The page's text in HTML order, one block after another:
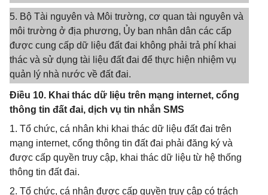
5. Bộ Tài nguyên và Môi trường, cơ quan tài nguyên và
môi trường ở địa phương, Ủy ban nhân dân các cấp
được cung cấp dữ liệu đất đai không phải trả phí khai
thác và sử dụng tài liệu đất đai để thực hiện nhiệm vụ
quản lý nhà nước về đất đai.
Điều 10. Khai thác dữ liệu trên mạng internet, cổng
thông tin đất đai, dịch vụ tin nhắn SMS
1. Tổ chức, cá nhân khi khai thác dữ liệu đất đai trên
mạng internet, cổng thông tin đất đai phải đăng ký và
được cấp quyền truy cập, khai thác dữ liệu từ hệ thống
thông tin đất đai.
2. Tổ chức, cá nhân được cấp quyền truy cập có trách